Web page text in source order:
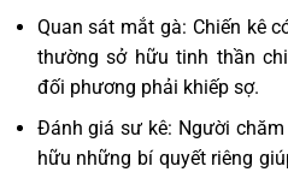
Quan sát mắt gà: Chiến kê
thường sở hữu tinh thần
đối phương phải khiếp sợ.
Đánh giá sư kê: Người
hữu những bí quyết riêng